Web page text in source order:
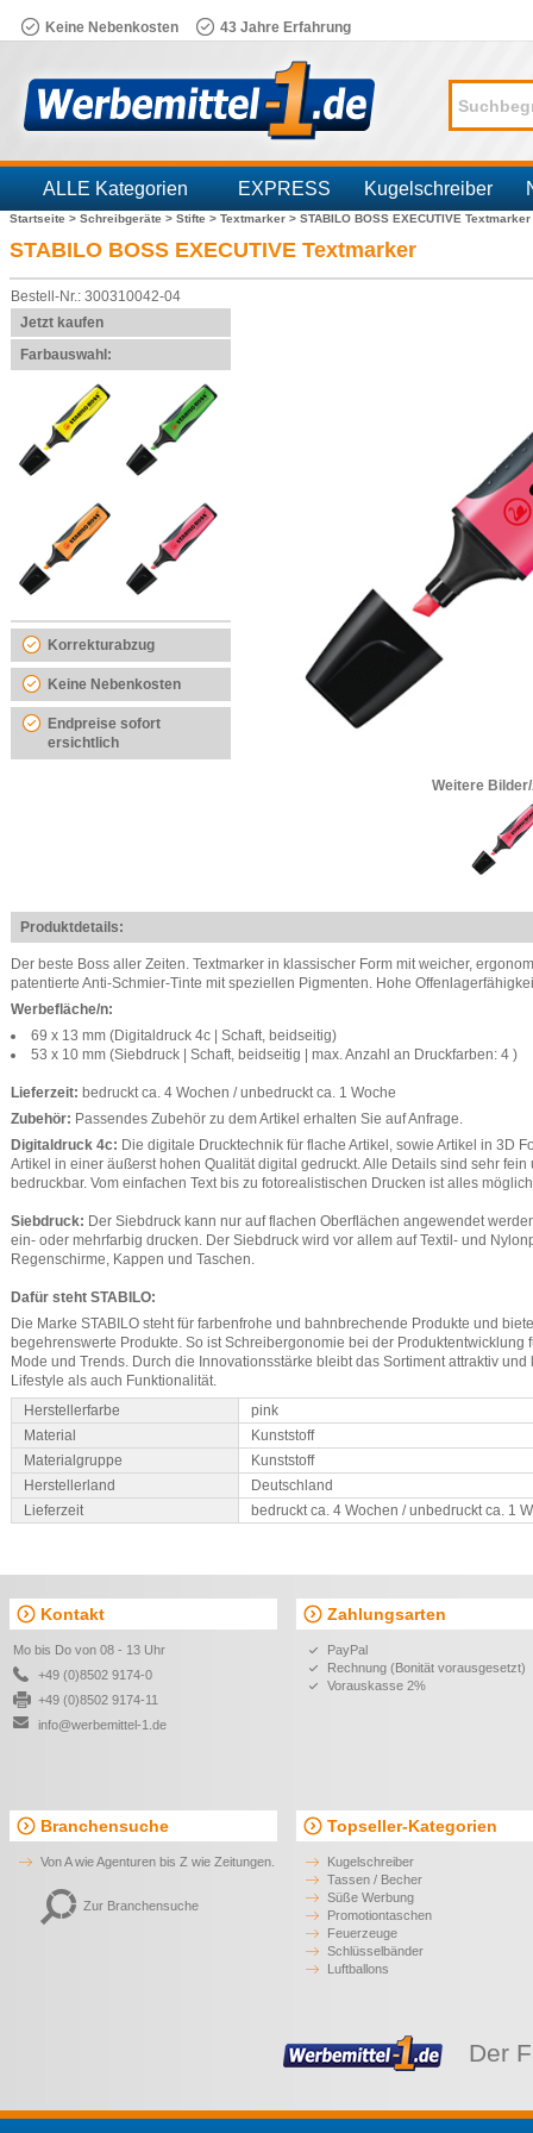
Keine Nebenkosten 43 Jahre Erfahrung
ALLE Kategorien EXPRESS Kugelschreiber
Branchen
Startseite > Schreibgeräte > Stifte > Textmarker > STABILO BOSS EXECUTIVE Textmarker
STABILO BOSS EXECUTIVE Textmarker
Bestell-Nr.: 300310042-04
Jetzt kaufen
Farbauswahl:
Korrekturabzug
Keine Nebenkosten
Endpreise sofort
ersichtlich
Weitere
Produktdetails:
Der beste Boss aller Zeiten. Textmarker in klassischer Form mit weicher,
patentierte Anti-Schmier-Tinte mit speziellen Pigmenten. Hohe
Werbefläche/n:
69 x 13 mm (Digitaldruck 4c | Schaft, beidseitig)
53 x 10 mm (Siebdruck | Schaft, beidseitig | max. Anzahl an Druckfarben: 4 )
Lieferzeit: bedruckt ca. 4 Wochen / unbedruckt ca. 1 Woche
Zubehör: Passendes Zubehör zu dem Artikel erhalten Sie auf Anfrage.
Digitaldruck 4c: Die digitale Drucktechnik für flache Artikel, sowie Artikel in 3D
Artikel in einer äußerst hohen Qualität digital gedruckt. Alle Details sind sehr fein
bedruckbar. Vom einfachen Text bis zu fotorealistischen Drucken ist alles
Siebdruck: Der Siebdruck kann nur auf flachen Oberflächen angewendet
ein- oder mehrfarbig drucken. Der Siebdruck wird vor allem auf Textil- und
Regenschirme, Kappen und Taschen.
Dafür steht STABILO:
Die Marke STABILO steht für farbenfrohe und bahnbrechende Produkte und
begehrenswerte Produkte. So ist Schreibergonomie bei der Produktentwicklung
Mode und Trends. Durch die Innovationsstärke bleibt das Sortiment attraktiv
Lifestyle als auch Funktionalität.
Herstellerfarbe
pink
Material
Kunststoff
Materialgruppe
Kunststoff
Herstellerland
Deutschland
Lieferzeit
bedruckt ca. 4 Wochen / unbedruckt ca. 1
Kontakt
Mo bis Do von 08 - 13 Uhr
+49 (0)8502 9174-0
+49 (0)8502 9174-11
info@werbemittel-1.de
Zahlungsarten
PayPal
Rechnung (Bonität vorausgesetzt)
Vorauskasse 2%
Branchensuche
Von A wie Agenturen bis Z wie Zeitungen.
Zur Branchensuche
Topseller-Kategorien
Kugelschreiber
Tassen / Becher
Süße Werbung
Promotiontaschen
Feuerzeuge
Schlüsselbänder
Luftballons
Der